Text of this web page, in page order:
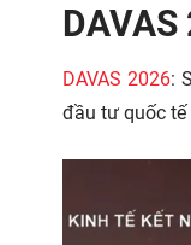
DAVAS 2026:
đầu tư quốc tế